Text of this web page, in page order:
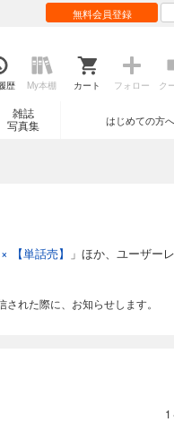
無料会員登録
歴 My本棚 カート フォロー ク
雑誌
写真集
はじめての方へ
【単話売】
」ほか、ユーザー
れた際に、お知らせします。
1